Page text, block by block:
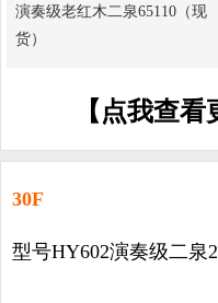
演奏级老红木二泉65110（现
货）
【点我查看
30F
型号HY602演奏级二泉